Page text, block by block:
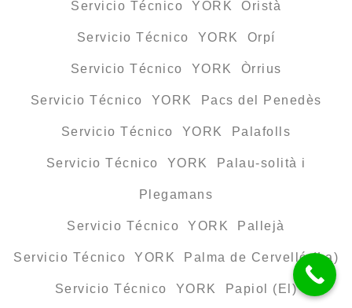
Servicio Técnico YORK Oristà
Servicio Técnico YORK Orpí
Servicio Técnico YORK Òrrius
Servicio Técnico YORK Pacs del Penedès
Servicio Técnico YORK Palafolls
Servicio Técnico YORK Palau-solità i
Plegamans
Servicio Técnico YORK Pallejà
Servicio Técnico YORK Palma de Cervelló (La)
Servicio Técnico YORK Papiol (El)